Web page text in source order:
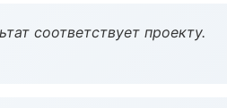
соответствует проекту.